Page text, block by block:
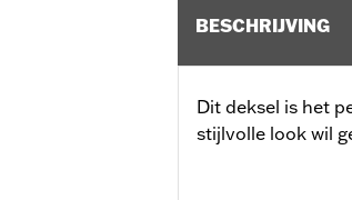
BESCHRIJVING
Dit deksel is het
stijlvolle look wil